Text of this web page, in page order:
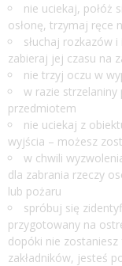
nie uciekaj, połóż
osłonę, trzymaj ręce
słuchaj rozkazów
zabieraj jej czasu na
nie trzyj oczu w
w razie strzelaniny
przedmiotem
nie uciekaj z
wyjścia – możesz
w chwili
dla zabrania rzeczy
lub pożaru
spróbuj się
przygotowany na
dopóki nie
zakładników, jesteś